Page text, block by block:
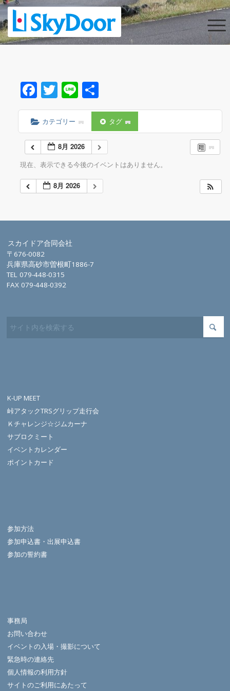
Facebook
Twitter
Line
有
カテゴリー タグ
8月 2026
現在、表示できる今後のイベントはありません。
8月 2026
スカイドア合同会社
〒676-0082
兵庫県高砂市曽根町1886-7
TEL 079-448-0315
FAX 079-448-0392
K-UP MEET
峠アタックTRSグリップ走行会
Ｋチャレンジ☆ジムカーナ
サブロクミート
イベントカレンダー
ポイントカード
参加方法
参加申込書・出展申込書
参加の誓約書
事務局
お問い合わせ
イベントの入場・撮影について
緊急時の連絡先
個人情報の利用方針
サイトのご利用にあたって